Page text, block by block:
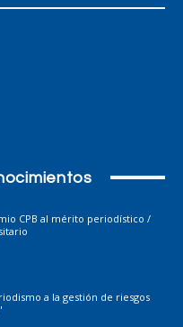
CPB al mérito periodístico /
a la gestión de riesgos